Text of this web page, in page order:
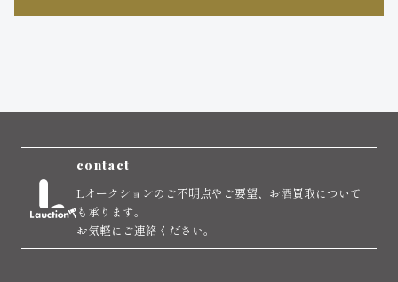
contact
Lオークションのご不明点やご要望、お酒買取について
も承ります。
お気軽にご連絡ください。